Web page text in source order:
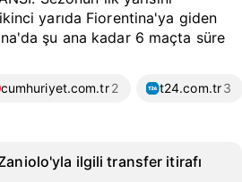
yarıda Fiorentina'ya giden
şu ana kadar 6 maçta süre
cumhuriyet.com.tr2 t24.com.tr3
ilgili transfer itirafı